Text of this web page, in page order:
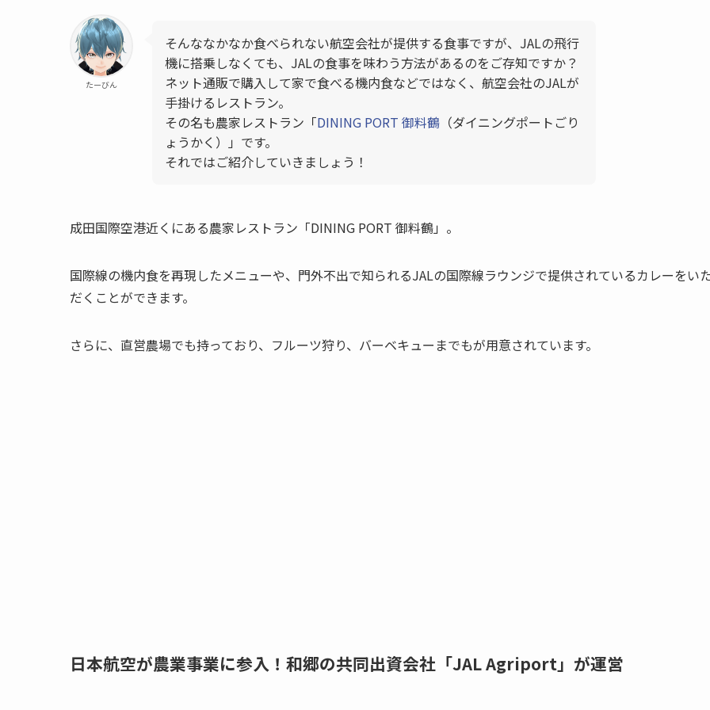
たーびん
そんななかなか食べられない航空会社が提供する食事ですが、JALの飛行
機に搭乗しなくても、JALの食事を味わう方法があるのをご存知ですか？
ネット通販で購入して家で食べる機内食などではなく、航空会社のJALが
手掛けるレストラン。
その名も農家レストラン「DINING PORT 御料鶴 （ダイニングポートごり
ょうかく）」です。
それではご紹介していきましょう！
成田国際空港近くにある農家レストラン「DINING PORT 御料鶴」。
国際線の機内食を再現したメニューや、門外不出で知られるJALの国際線ラウンジで提供されているカレーをい
だくことができます。
さらに、直営農場でも持っており、フルーツ狩り、バーベキューまでもが用意されています。
日本航空が農業事業に参入！和郷の共同出資会社「JAL Agriport」が運営